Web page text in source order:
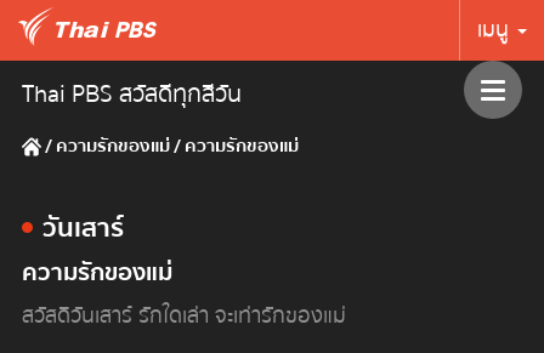
เมนู
Thai PBS สวัสดีทุกสีวัน
/ความรักของแม่/ความรักของแม่
วันเสาร์
ความรักของแม่
สวัสดีวันเสาร์ รักใดเล่า จะเท่ารักของแม่